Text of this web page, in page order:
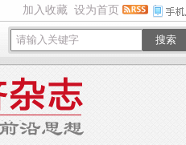
加入收藏 设为首页
搜索